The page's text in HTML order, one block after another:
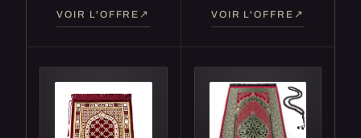
VOIR L'OFFRE VOIR L'OFFRE